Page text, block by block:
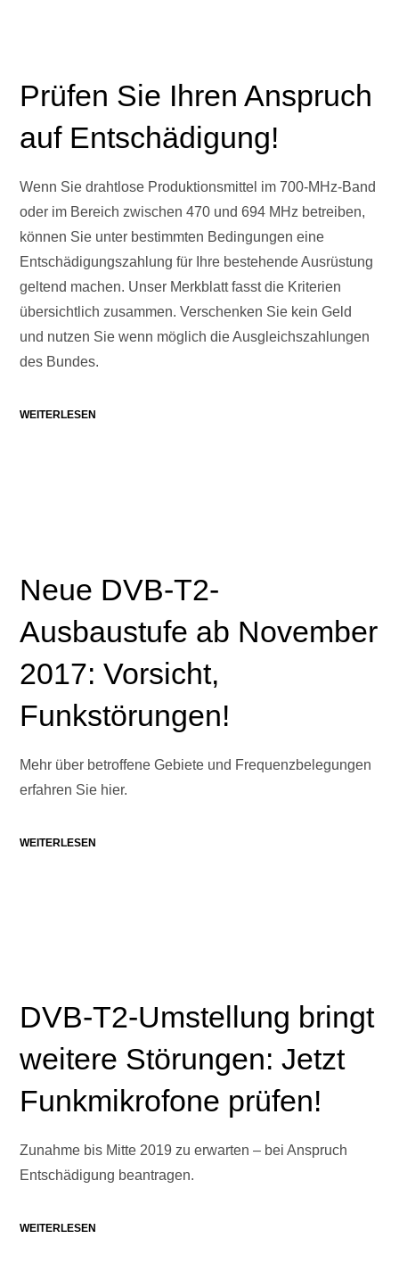
Prüfen Sie Ihren Anspruch
auf Entschädigung!
Wenn Sie drahtlose Produktionsmittel im 700-MHz-Band
oder im Bereich zwischen 470 und 694 MHz betreiben,
können Sie unter bestimmten Bedingungen eine
Entschädigungszahlung für Ihre bestehende Ausrüstung
geltend machen. Unser Merkblatt fasst die Kriterien
übersichtlich zusammen. Verschenken Sie kein Geld
und nutzen Sie wenn möglich die Ausgleichszahlungen
des Bundes.
WEITERLESEN
Neue DVB-T2-
Ausbaustufe ab November
2017: Vorsicht,
Funkstörungen!
Mehr über betroffene Gebiete und Frequenzbelegungen
erfahren Sie hier.
WEITERLESEN
DVB-T2-Umstellung bringt
weitere Störungen: Jetzt
Funkmikrofone prüfen!
Zunahme bis Mitte 2019 zu erwarten – bei Anspruch
Entschädigung beantragen.
WEITERLESEN